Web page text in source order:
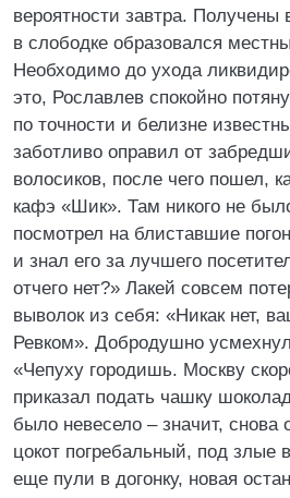
вероятности завтра. Получены
в слободке образовался
Необходимо до ухода
это, Рославлев спокойно
по точности и белизне
заботливо оправил от
волосиков, после чего пошел,
кафэ «Шик». Там никого не
посмотрел на блиставшие
и знал его за лучшего
отчего нет?» Лакей совсем
выволок из себя: «Никак нет,
Ревком». Добродушно
«Чепуху городишь. Москву
приказал подать чашку
было невесело – значит, снова
цокот погребальный, под злые
еще пули в догонку, новая